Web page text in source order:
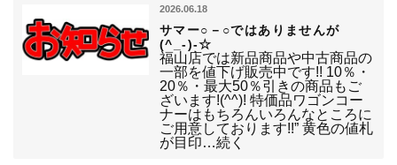
2026.06.18
サマー○－○ではありませんが
(^_-)-☆
福山店では新品商品や中古商品の
一部を値下げ販売中です!! 10％・
20％・最大50％引きの商品もご
ざいます!(^^)! 特価品ワゴンコー
ナーはもちろんいろんなところに
ご用意しております!!” 黄色の値札
が目印…続く